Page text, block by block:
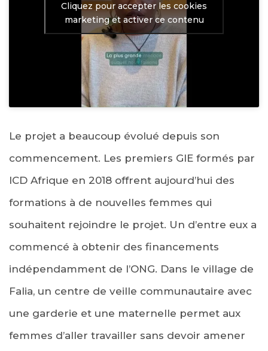
Cliquez pour accepter les cookies
marketing et activer ce contenu
Le projet a beaucoup évolué depuis son
commencement. Les premiers GIE formés par
ICD Afrique en 2018 offrent aujourd’hui des
formations à de nouvelles femmes qui
souhaitent rejoindre le projet. Un d’entre eux a
commencé à obtenir des financements
indépendamment de l’ONG. Dans le village de
Falia, un centre de veille communautaire avec
une garderie et une maternelle permet aux
femmes d’aller travailler sans devoir amener